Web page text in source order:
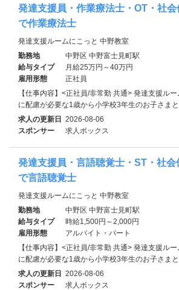
発達支援員・作業療法士・OT・社
で作業療法士
発達支援ルームにこっと 中野教室
勤務地
中野区 中野富士見町駅
給与タイプ
月給25万円～40万円
雇用形態
正社員
【仕事内容】<正社員/非常勤 共通> 発達支援ル
に配慮が必要な1歳から小学校3年生のお子さま
求人の更新日 2026-08-06
スポンサー
求人ボックス
発達支援員・言語聴覚士・ST・社
で言語聴覚士
発達支援ルームにこっと 中野教室
勤務地
中野区 中野富士見町駅
給与タイプ
時給1,500円～2,000円
雇用形態
アルバイト・パート
【仕事内容】<正社員/非常勤 共通> 発達支援ル
に配慮が必要な1歳から小学校3年生のお子さま
求人の更新日 2026-08-06
スポンサー
求人ボックス